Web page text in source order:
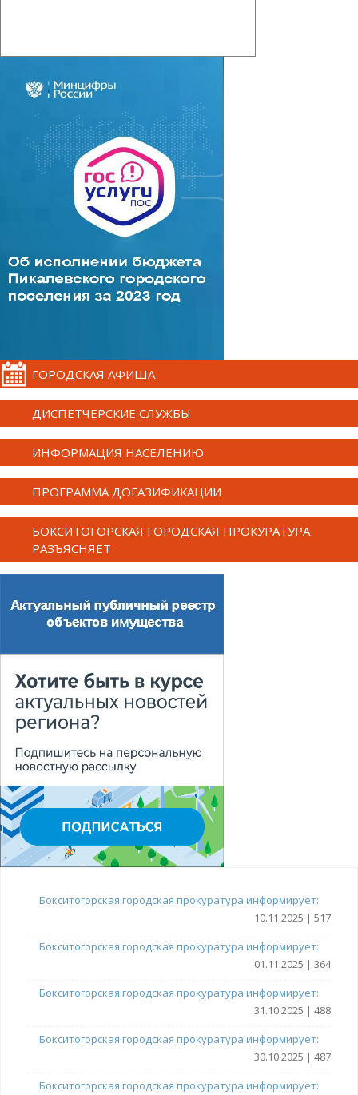
ГОРОДСКАЯ АФИША
ДИСПЕТЧЕРСКИЕ СЛУЖБЫ
ИНФОРМАЦИЯ НАСЕЛЕНИЮ
ПРОГРАММА ДОГАЗИФИКАЦИИ
БОКСИТОГОРСКАЯ ГОРОДСКАЯ ПРОКУРАТУРА
РАЗЪЯСНЯЕТ
Бокситогорская городская прокуратура информирует:
10.11.2025 | 517
Бокситогорская городская прокуратура информирует:
01.11.2025 | 364
Бокситогорская городская прокуратура информирует:
31.10.2025 | 488
Бокситогорская городская прокуратура информирует:
30.10.2025 | 487
Бокситогорская городская прокуратура информирует: